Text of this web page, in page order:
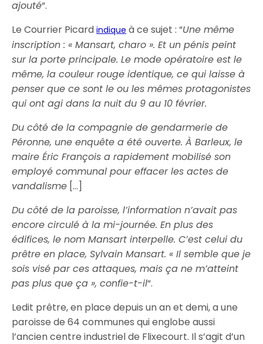
ajouté“.
Le Courrier Picardindique à ce sujet : “Une même
inscription : « Mansart, charo ». Et un pénis peint
sur la porte principale. Le mode opératoire est le
même, la couleur rouge identique, ce qui laisse à
penser que ce sont le ou les mêmes protagonistes
qui ont agi dans la nuit du 9 au 10 février.
Du côté de la compagnie de gendarmerie de
Péronne, une enquête a été ouverte. À Barleux, le
maire Éric François a rapidement mobilisé son
employé communal pour effacer les actes de
vandalisme […]
Du côté de la paroisse, l’information n’avait pas
encore circulé à la mi-journée. En plus des
édifices, le nom Mansart interpelle. C’est celui du
prêtre en place, Sylvain Mansart. « Il semble que je
sois visé par ces attaques, mais ça ne m’atteint
pas plus que ça », confie-t-il“.
Ledit prêtre, en place depuis un an et demi, a une
paroisse de 64 communes qui englobe aussi
l’ancien centre industriel de Flixecourt. Il s’agit d’un